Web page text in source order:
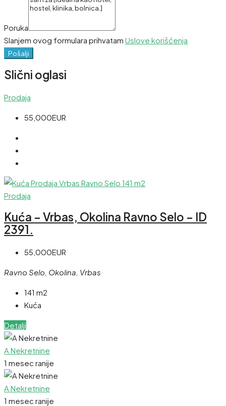
Poruka
Slanjem ovog formulara prihvatam Uslove korišćenja
Pošalji
Slični oglasi
Prodaja
55,000EUR
Prodaja
Kuća – Vrbas, Okolina Ravno Selo – ID
2391.
55,000EUR
Ravno Selo, Okolina, Vrbas
141 m2
Kuća
Detalji
A Nekretnine
1 mesec ranije
A Nekretnine
1 mesec ranije